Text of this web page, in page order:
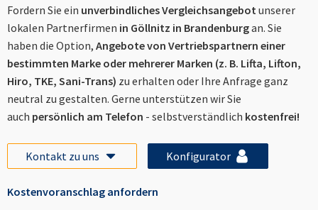
Fordern Sie ein unverbindliches Vergleichsangebotunserer
lokalen Partnerfirmen in Göllnitz in Brandenburgan. Sie
haben die Option, Angebote von Vertriebspartnern einer
bestimmten Marke oder mehrerer Marken (z. B. Lifta, Lifton,
Hiro, TKE, Sani-Trans) zu erhalten oder Ihre Anfrage ganz
neutral zu gestalten. Gerne unterstützen wir Sie
auch persönlich am Telefon - selbstverständlich kostenfrei!
Kontakt zu uns Konfigurator
Kostenvoranschlag anfordern